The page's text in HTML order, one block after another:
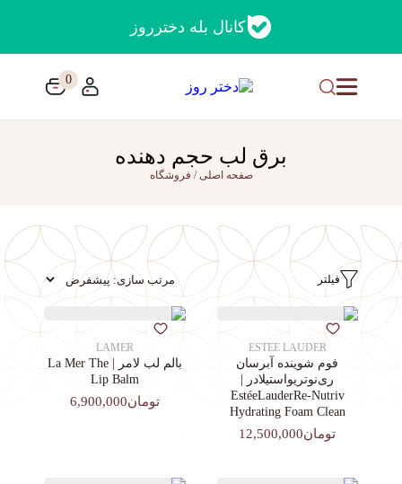
کانال بله دخترروز
0
برق لب حجم دهنده
صفحه اصلی/ فروشگاه
فیلتر
ESTEE LAUDER
فوم شوینده آبرسان
ری‌نوتریواستیلادر |
EstéeLauderRe-Nutriv
Hydrating Foam Clean
تومان12,500,000
LAMER
بالم لب لامر | La Mer The
Lip Balm
تومان6,900,000